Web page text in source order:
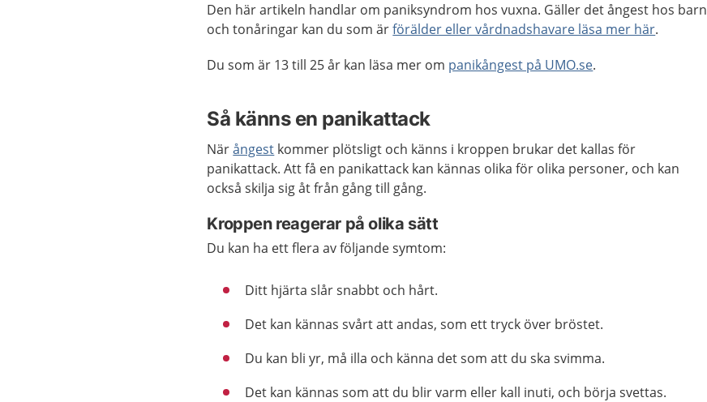
Den här artikeln handlar om paniksyndrom hos vuxna. Gäller det ångest hos barn
och tonåringar kan du som ärförälder eller vårdnadshavare läsa mer här.
Du som är 13 till 25 år kan läsa mer om panikångest på UMO.se.
Så känns en panikattack
Närångest kommer plötsligt och känns i kroppen brukar det kallas för
panikattack. Att få en panikattack kan kännas olika för olika personer, och kan
också skilja sig åt från gång till gång.
Kroppen reagerar på olika sätt
Du kan ha ett flera av följande symtom:
Ditt hjärta slår snabbt och hårt.
Det kan kännas svårt att andas, som ett tryck över bröstet.
Du kan bli yr, må illa och känna det som att du ska svimma.
Det kan kännas som att du blir varm eller kall inuti, och börja svettas.